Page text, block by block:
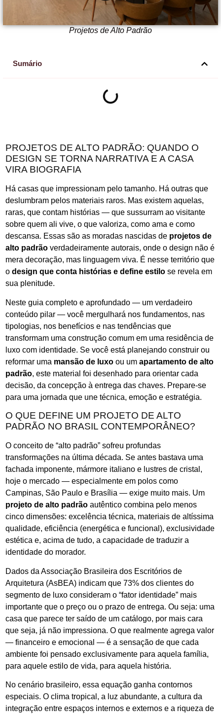
Projetos de Alto Padrão
Sumário
PROJETOS DE ALTO PADRÃO: QUANDO O
DESIGN SE TORNA NARRATIVA E A CASA
VIRA BIOGRAFIA
Há casas que impressionam pelo tamanho. Há outras que
deslumbram pelos materiais raros. Mas existem aquelas,
raras, que contam histórias — que sussurram ao visitante
sobre quem ali vive, o que valoriza, como ama e como
descansa. Essas são as moradas nascidas de projetos de
alto padrão verdadeiramente autorais, onde o design não é
mera decoração, mas linguagem viva. É nesse território que
o design que conta histórias e define estilo se revela em
sua plenitude.
Neste guia completo e aprofundado — um verdadeiro
conteúdo pilar — você mergulhará nos fundamentos, nas
tipologias, nos benefícios e nas tendências que
transformam uma construção comum em uma residência de
luxo com identidade. Se você está planejando construir ou
reformar uma mansão de luxo ou um apartamento de alto
padrão, este material foi desenhado para orientar cada
decisão, da concepção à entrega das chaves. Prepare-se
para uma jornada que une técnica, emoção e estratégia.
O QUE DEFINE UM PROJETO DE ALTO
PADRÃO NO BRASIL CONTEMPORÂNEO?
O conceito de “alto padrão” sofreu profundas
transformações na última década. Se antes bastava uma
fachada imponente, mármore italiano e lustres de cristal,
hoje o mercado — especialmente em polos como
Campinas, São Paulo e Brasília — exige muito mais. Um
projeto de alto padrão autêntico combina pelo menos
cinco dimensões: excelência técnica, materiais de altíssima
qualidade, eficiência (energética e funcional), exclusividade
estética e, acima de tudo, a capacidade de traduzir a
identidade do morador.
Dados da Associação Brasileira dos Escritórios de
Arquitetura (AsBEA) indicam que 73% dos clientes do
segmento de luxo consideram o “fator identidade” mais
importante que o preço ou o prazo de entrega. Ou seja: uma
casa que parece ter saído de um catálogo, por mais cara
que seja, já não impressiona. O que realmente agrega valor
— financeiro e emocional — é a sensação de que cada
ambiente foi pensado exclusivamente para aquela família,
para aquele estilo de vida, para aquela história.
No cenário brasileiro, essa equação ganha contornos
especiais. O clima tropical, a luz abundante, a cultura da
integração entre espaços internos e externos e a riqueza de